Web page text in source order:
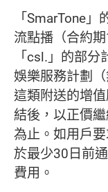
「SmarTone
流點播（合約
「csl.」的部
娛樂服務計劃
這類附送的增
結後，以正價
為止。如用戶
於最少30日前
費用。